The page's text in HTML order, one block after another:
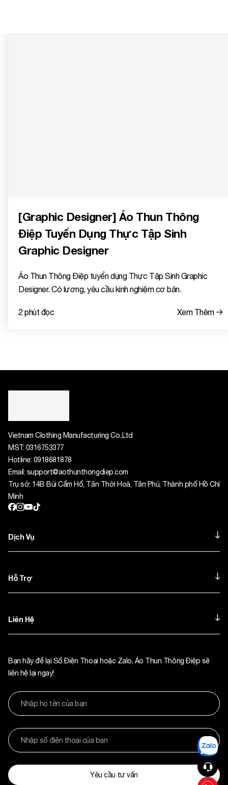
[Graphic Designer] Áo Thun Thông
Điệp Tuyển Dụng Thực Tập Sinh
Graphic Designer
Áo Thun Thông Điệp tuyển dụng Thực Tập Sinh Graphic
Designer. Có lương, yêu cầu kinh nghiệm cơ bản.
2 phút đọc Xem Thêm
Vietnam Clothing Manufacturing Co.,Ltd
MST: 0316753377
Hotline: 0918681878
Email: support@aothunthongdiep.com
Trụ sở: 14B Bùi Cẩm Hổ, Tân Thới Hoà, Tân Phú, Thành phố Hồ Chí
Minh
Dịch Vụ
Hỗ Trợ
Liên Hệ
Bạn hãy để lại Số Điện Thoại hoặc Zalo, Áo Thun Thông Điệp sẽ
liên hệ lại ngay!
Yêu cầu tư vấn